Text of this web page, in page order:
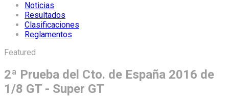
Noticias
Resultados
Clasificaciones
Reglamentos
Featured
2ª Prueba del Cto. de España 2016 de
1/8 GT - Super GT